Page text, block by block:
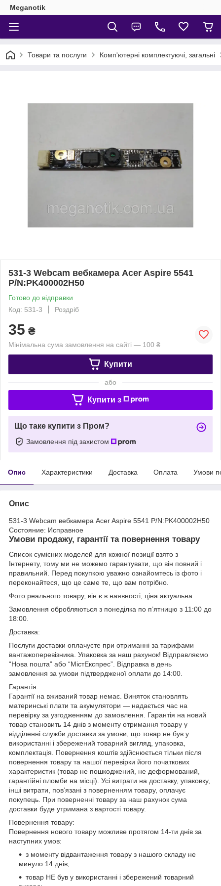
Meganotik
Товари та послуги Комп'ютерні комплектуючі, загальні
531-3 Webcam вебкамера Acer Aspire 5541
P/N:PK400002H50
Готово до відправки
Код: 531-3
Роздріб
35 ₴
Мінімальна сума замовлення на сайті — 100 ₴
Купити
або
Купити з
Що таке купити з Пром?
Замовлення під захистом
Опис Характеристики Доставка Оплата Умови
Опис
531-3 Webcam вебкамера Acer Aspire 5541 P/N:PK400002H50
Состояние: Исправное
Умови продажу, гарантії та повернення товару
Список сумісних моделей для кожної позиції взято з
Інтернету, тому ми не можемо гарантувати, що він повний і
правильний. Перед покупкою уважно ознайомтесь із фото і
переконайтеся, що це саме те, що вам потрібно.
Фото реального товару, він є в наявності, ціна актуальна.
Замовлення обробляються з понеділка по п’ятницю з 11:00 до
18:00.
Доставка:
Послуги доставки оплачуєте при отриманні за тарифами
вантажоперевізника. Упаковка за наш рахунок! Відправляємо
“Нова пошта” або “МістЕкспрес”. Відправка в день
замовлення за умови підтвердженої оплати до 14:00.
Гарантія:
Гарантії на вживаний товар немає. Виняток становлять
материнські плати та акумулятори — надається час на
перевірку за узгодженням до замовлення. Гарантія на новий
товар становить 14 днів з моменту отримання товару у
відділенні служби доставки за умови, що товар не був у
використанні і збережений товарний вигляд, упаковка,
комплектація. Повернення коштів здійснюється тільки після
повернення товару та нашої перевірки його початкових
характеристик (товар не пошкоджений, не деформований,
гарантійні пломби на місці). Усі витрати на доставку, упаковку,
інші витрати, пов’язані з поверненням товару, оплачує
покупець. При поверненні товару за наш рахунок сума
доставки буде утримана з вартості товару.
Повернення товару:
Повернення нового товару можливе протягом 14-ти днів за
наступних умов:
з моменту відвантаження товару з нашого складу не
минуло 14 днів;
товар НЕ був у використанні і збережений товарний